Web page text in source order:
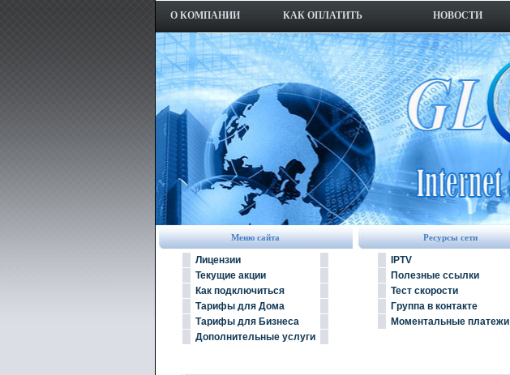
О КОМПАНИИ КАК ОПЛАТИТЬ НОВОСТИ
Меню сайта
Лицензии
Текущие акции
Как подключиться
Тарифы для Дома
Тарифы для Бизнеса
Дополнительные услуги
Ресурсы сети
IPTV
Полезные ссылки
Тест скорости
Группа в контакте
Моментальные платежи